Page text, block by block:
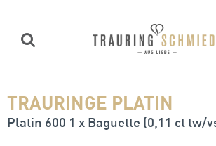
TRAURINGE PLATIN
Platin 600 1 x Baguette (0,11 ct tw/